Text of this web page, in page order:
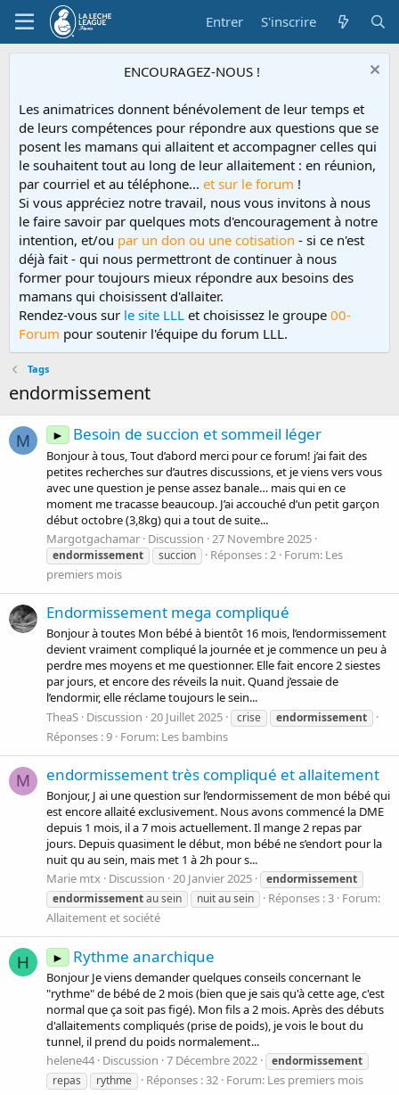
Entrer S'inscrire
ENCOURAGEZ-NOUS !
Les animatrices donnent bénévolement de leur temps et
de leurs compétences pour répondre aux questions que se
posent les mamans qui allaitent et accompagner celles qui
le souhaitent tout au long de leur allaitement : en réunion,
par courriel et au téléphone... et sur le forum !
Si vous appréciez notre travail, nous vous invitons à nous
le faire savoir par quelques mots d'encouragement à notre
intention, et/ou par un don ou une cotisation - si ce n'est
déjà fait - qui nous permettront de continuer à nous
former pour toujours mieux répondre aux besoins des
mamans qui choisissent d'allaiter.
Rendez-vous sur le site LLL et choisissez le groupe 00-
Forum pour soutenir l'équipe du forum LLL.
Tags
endormissement
M ► Besoin de succion et sommeil léger
Bonjour à tous, Tout d’abord merci pour ce forum! j’ai fait des
petites recherches sur d’autres discussions, et je viens vers vous
avec une question je pense assez banale… mais qui en ce
moment me tracasse beaucoup. J’ai accouché d’un petit garçon
début octobre (3,8kg) qui a tout de suite...
Margotgachamar Discussion 27 Novembre 2025
endormissement succion Réponses : 2 Forum: Les
premiers mois
Endormissement mega compliqué
Bonjour à toutes Mon bébé à bientôt 16 mois, l’endormissement
devient vraiment compliqué la journée et je commence un peu à
perdre mes moyens et me questionner. Elle fait encore 2 siestes
par jours, et encore des réveils la nuit. Quand j’essaie de
l’endormir, elle réclame toujours le sein...
TheaS Discussion 20 Juillet 2025 crise endormissement
Réponses : 9 Forum: Les bambins
M endormissement très compliqué et allaitement
Bonjour, J ai une question sur l’endormissement de mon bébé qui
est encore allaité exclusivement. Nous avons commencé la DME
depuis 1 mois, il a 7 mois actuellement. Il mange 2 repas par
jours. Depuis quasiment le début, mon bébé ne s’endort pour la
nuit qu au sein, mais met 1 à 2h pour s...
Marie mtx Discussion 20 Janvier 2025
endormissement
endormissementau sein nuit au sein Réponses : 3 Forum:
Allaitement et société
H ► Rythme anarchique
Bonjour Je viens demander quelques conseils concernant le
"rythme" de bébé de 2 mois (bien que je sais qu'à cette age, c'est
normal que ça soit pas figé). Mon fils a 2 mois. Après des débuts
d'allaitements compliqués (prise de poids), je vois le bout du
tunnel, il prend du poids normalement...
helene44 Discussion 7 Décembre 2022
endormissement
repas
rythme Réponses : 32 Forum: Les premiers mois